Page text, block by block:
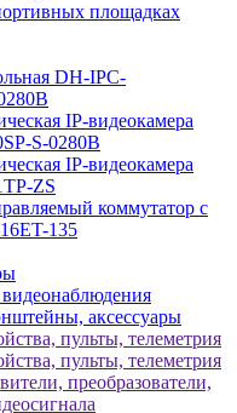
площадках
DH-IPC-
IP-видеокамера
S-0280B
IP-видеокамера
ZS
коммутатор с
135
аксессуары
пульты, телеметрия
пульты, телеметрия
преобразователи,